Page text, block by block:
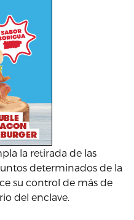
la retirada de las
determinados de la
su control de más de
del enclave.